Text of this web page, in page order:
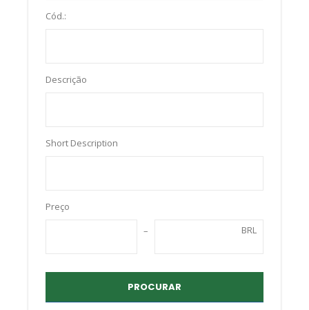
Cód.:
Descrição
Short Description
Preço
BRL
PROCURAR